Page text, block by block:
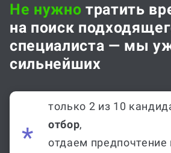
Не нужно тратить
на поиск
специалиста — мы
сильнейших
только 2 из 10
отбор,
отдаем